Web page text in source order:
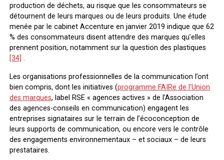
production de déchets, au risque que les consommateurs se
détournent de leurs marques ou de leurs produits. Une étude
menée par le cabinet Accenture en janvier 2019 indique que 62
% des consommateurs disent attendre des marques qu’elles
prennent position, notamment sur la question des plastiques
[34] .
Les organisations professionnelles de la communication l’ont
bien compris, dont les initiatives (programme FAIRe de l’Union
des marques, label RSE « agences actives » de l’Association
des agences-conseils en communication) engagent les
entreprises signataires sur le terrain de l’écoconception de
leurs supports de communication, ou encore vers le contrôle
des engagements environnementaux – et sociaux – de leurs
prestataires.